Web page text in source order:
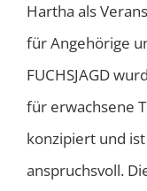
Hartha als
für Angehörige
FUCHSJAGD
für erwachsene
konzipiert und
anspruchsvoll.